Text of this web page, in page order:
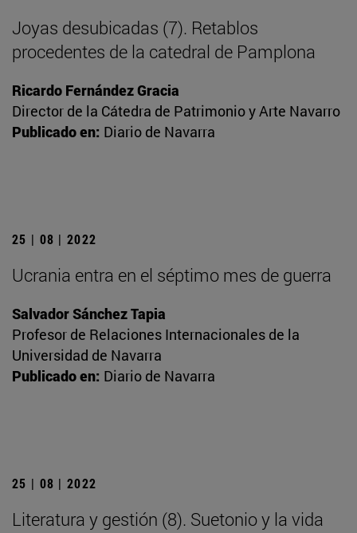
Joyas desubicadas (7). Retablos
procedentes de la catedral de Pamplona
Ricardo Fernández Gracia
Director de la Cátedra de Patrimonio y Arte Navarro
Publicado en: Diario de Navarra
25 | 08 | 2022
Ucrania entra en el séptimo mes de guerra
Salvador Sánchez Tapia
Profesor de Relaciones Internacionales de la
Universidad de Navarra
Publicado en: Diario de Navarra
25 | 08 | 2022
Literatura y gestión (8). Suetonio y la vida